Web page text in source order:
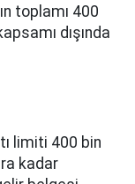
toplamı 400
dışında
limiti 400 bin
kadar